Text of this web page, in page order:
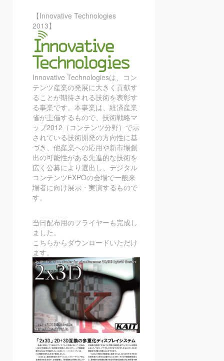
【Innovative Technologies
2013】
Innovative Technologiesは、コン
テンツ産業の発展に大きく貢献す
ることが期待される技術を表彰す
る事業です。本事業は、経済産業
省が主催するもので、技術戦略マ
ップ2012（コンテンツ分野）で示
されている技術開発の方向性に基
づき、他産業への応用や新市場創
出の可能性がある先進的な技術を
広く公募により選出し、デジタル
コンテンツEXPOの会場で一般来
場者に向け展示・実演するもので
す。
当日配布用のフライヤーも完成し
ました。
こちらからダウンロードいただけ
ます。